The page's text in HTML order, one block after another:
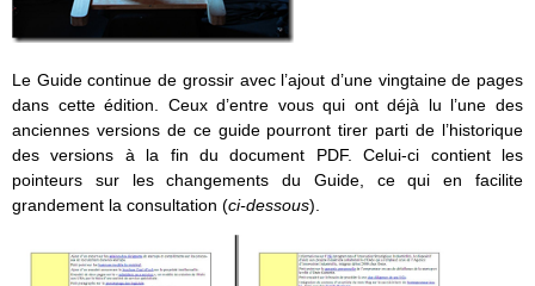
Le Guide continue de grossir avec l’ajout d’une vingtaine de pages
dans cette édition. Ceux d’entre vous qui ont déjà lu l’une des
anciennes versions de ce guide pourront tirer parti de l’historique
des versions à la fin du document PDF. Celui-ci contient les
pointeurs sur les changements du Guide, ce qui en facilite
grandement la consultation (ci-dessous).